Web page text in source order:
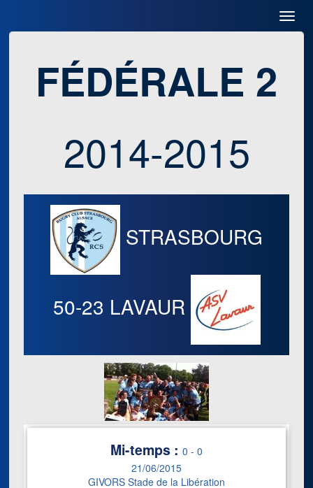
FÉDÉRALE 2
2014-2015
STRASBOURG
50-23 LAVAUR
Mi-temps : 0 - 0
21/06/2015
GIVORS Stade de la Libération